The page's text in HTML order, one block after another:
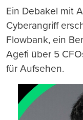
Ein Debakel mit
Cyberangriff
Flowbank, ein
Agefi über 5
für Aufsehen.